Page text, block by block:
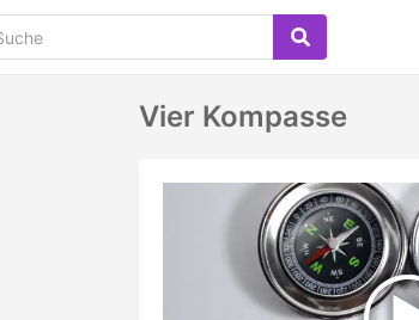
Vier Kompasse